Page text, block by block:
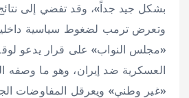
بشكل جيد جداً»، وقد تفضي إلى نتائج
وتعرض ترمب لضغوط سياسية
«مجلس النواب» على قرار يدعو
العسكرية ضد إيران، وهو ما وصفه
«غير وطني» ويعرقل المفاوضات